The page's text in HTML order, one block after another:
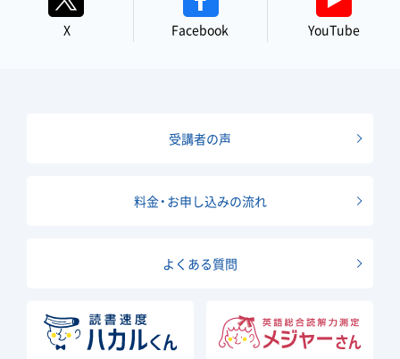
X Facebook YouTube
受講者の声
料金・お申し込みの流れ
よくある質問